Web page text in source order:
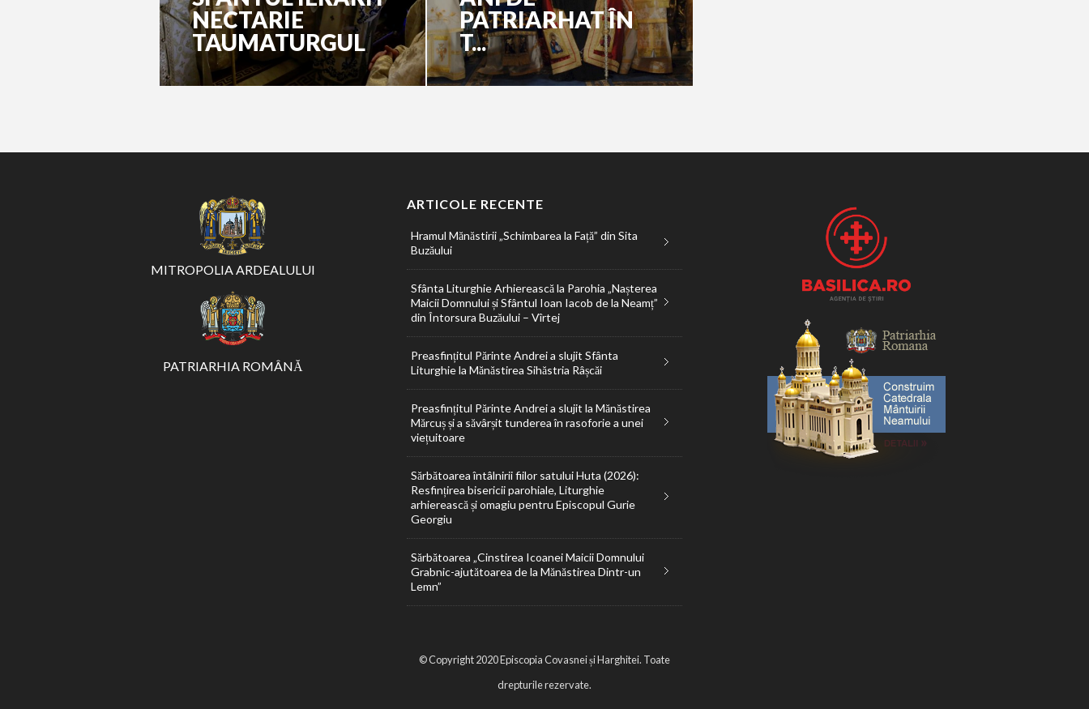
NECTARIE
TAUMATURGUL
PATRIARHAT ÎN
T...
MITROPOLIA ARDEALULUI
PATRIARHIA ROMÂNĂ
ARTICOLE RECENTE
Hramul Mănăstirii „Schimbarea la Față” din Sita
Buzăului
Sfânta Liturghie Arhierească la Parohia „Nașterea
Maicii Domnului și Sfântul Ioan Iacob de la Neamț”
din Întorsura Buzăului – Vîrtej
Preasfințitul Părinte Andrei a slujit Sfânta
Liturghie la Mănăstirea Sihăstria Râșcăi
Preasfințitul Părinte Andrei a slujit la Mănăstirea
Mărcuș și a săvârșit tunderea în rasoforie a unei
viețuitoare
Sărbătoarea întâlnirii fiilor satului Huta (2026):
Resfințirea bisericii parohiale, Liturghie
arhierească și omagiu pentru Episcopul Gurie
Georgiu
Sărbătoarea „Cinstirea Icoanei Maicii Domnului
Grabnic-ajutătoarea de la Mănăstirea Dintr-un
Lemn”
© Copyright 2020 Episcopia Covasnei și Harghitei. Toate
drepturile rezervate.